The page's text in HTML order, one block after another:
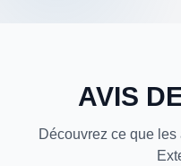
AVIS
Découvrez ce que